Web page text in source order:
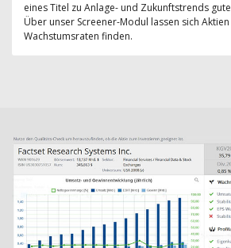
eines Titel zu Anlage- und Zukunftstrends
Über unser Screener-Modul lassen sich
Wachstumsraten finden.